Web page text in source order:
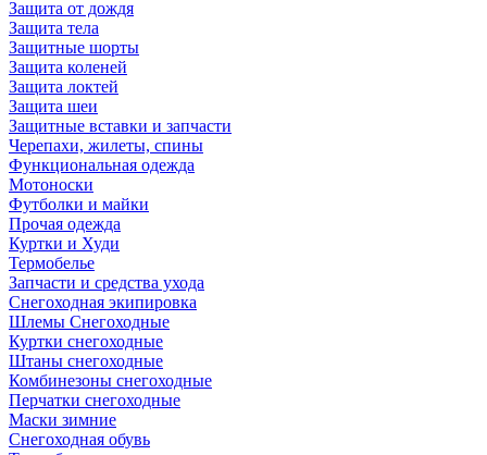
Защита от дождя
Защита тела
Защитные шорты
Защита коленей
Защита локтей
Защита шеи
Защитные вставки и запчасти
Черепахи, жилеты, спины
Функциональная одежда
Мотоноски
Футболки и майки
Прочая одежда
Куртки и Худи
Термобелье
Запчасти и средства ухода
Снегоходная экипировка
Шлемы Снегоходные
Куртки снегоходные
Штаны снегоходные
Комбинезоны снегоходные
Перчатки снегоходные
Маски зимние
Снегоходная обувь